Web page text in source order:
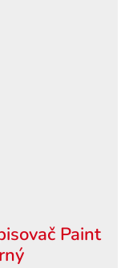
Paint